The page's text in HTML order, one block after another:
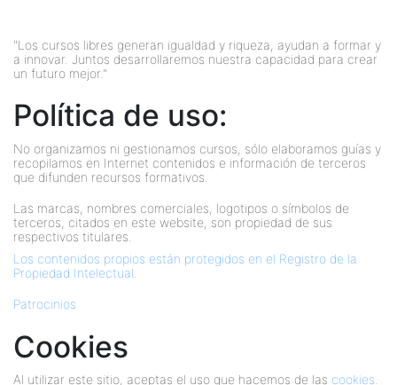
"Los cursos libres generan igualdad y riqueza, ayudan a formar y
a innovar. Juntos desarrollaremos nuestra capacidad para crear
un futuro mejor."
Política de uso:
No organizamos ni gestionamos cursos, sólo elaboramos guías y
recopilamos en Internet contenidos e información de terceros
que difunden recursos formativos.
Las marcas, nombres comerciales, logotipos o símbolos de
terceros, citados en este website, son propiedad de sus
respectivos titulares.
Los contenidos propios están protegidos en el Registro de la
Propiedad Intelectual
Patrocinios
Cookies
Al utilizar este sitio, aceptas el uso que hacemos de las cookies